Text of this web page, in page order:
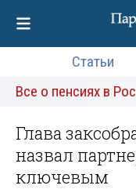
Статьи
Все о пенсиях в
Глава
назвал
ключевым